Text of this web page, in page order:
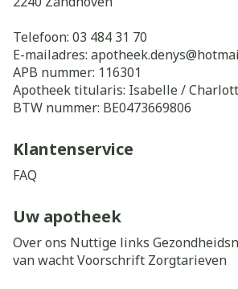
Telefoon: 03 484 31 70
E-mailadres: apotheek.denys@
APB nummer: 116301
Apotheek titularis: Isabelle /
BTW nummer: BE0473669806
Klantenservice
FAQ
Uw apotheek
Over ons Nuttige links
van wachtVoorschrift Zorgtarieven